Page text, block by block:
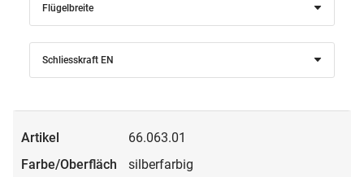
Flügelbreite
Schliesskraft EN
66.063.01
silberfarbig